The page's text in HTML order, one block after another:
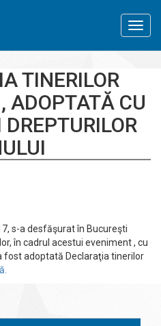
TINERILOR
ADOPTATĂ CU
s-a desfăşurat în Bucureşti
în cadrul acestui eveniment , cu
fost adoptată Declaraţia tinerilor